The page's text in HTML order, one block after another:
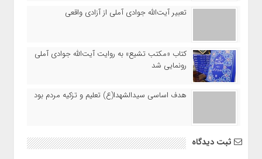
تعبیر آیت‌الله جوادی آملی از آزادی واقعی
کتاب «مکتب تشیع» به روایت آیت‌الله جوادی آملی
رونمایی شد
هدف اساسی سیدالشهدا(ع) تعلیم و تزکیه‌ مردم بود
ثبت دیدگاه